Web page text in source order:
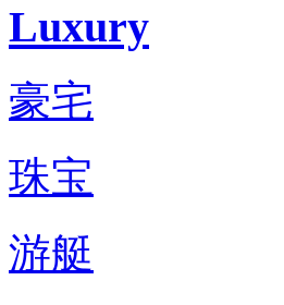
Luxury
豪宅
珠宝
游艇